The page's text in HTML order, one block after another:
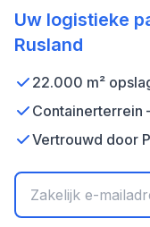
Uw logistieke
Rusland
22.000 m²
Containerterrein
Vertrouwd door